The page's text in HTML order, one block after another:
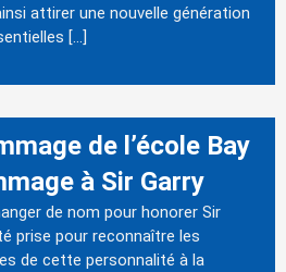
attirer une nouvelle génération
[…]
de l’école Bay
à Sir Garry
de nom pour honorer Sir
prise pour reconnaître les
de cette personnalité à la